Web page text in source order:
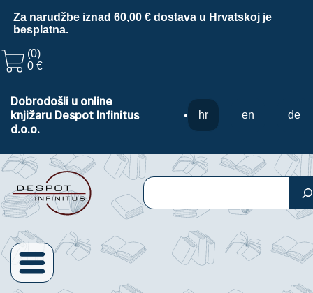
Za narudžbe iznad 60,00 € dostava u Hrvatskoj je
besplatna.
(0)
0 €
Dobrodošli u online
knjižaru Despot Infinitus
d.o.o.
hr en de
Pretraga